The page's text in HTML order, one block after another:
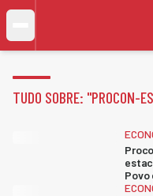
TUDO SOBRE: "PROCON-